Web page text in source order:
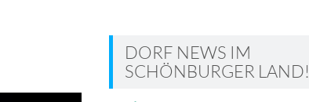
DORF NEWS IM
SCHÖNBURGER LAND!